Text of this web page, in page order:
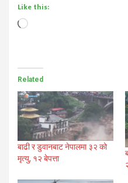
Like this:
Loading…
Related
बाढी र डुवानबाट नेपालमा ३२ को
मृत्यु, १२ बेपत्ता